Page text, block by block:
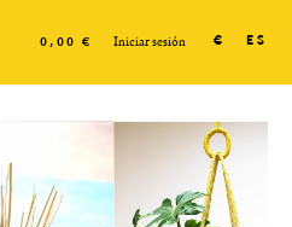
ES
€
Iniciar sesión
0,00 €